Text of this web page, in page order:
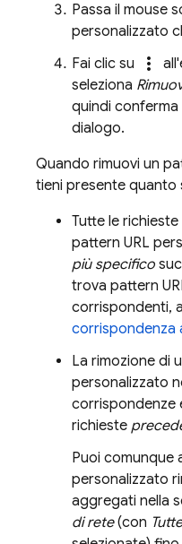
Passa il mouse
personalizzato
Fai clic su
more_vert
seleziona
quindi conferma
dialogo.
Quando rimuovi un
tieni presente quanto
Tutte le richieste
pattern URL
più specifico
trova pattern
corrispondenti,
corrispondenza
La rimozione di
personalizzato
corrispondenze
richieste
Puoi comunque
personalizzato
aggregati nella
di rete(con